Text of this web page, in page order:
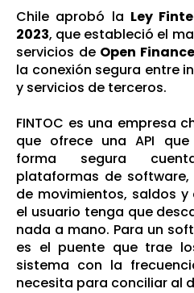
Chile aprobó la Ley
2023, que estableció el
servicios de Open Finance
la conexión segura entre
y servicios de terceros.
FINTOC es una empresa
que ofrece una API
forma segura
plataformas de
de movimientos, saldos
el usuario tenga que
nada a mano. Para un
es el puente que trae
sistema con la
necesita para conciliar al